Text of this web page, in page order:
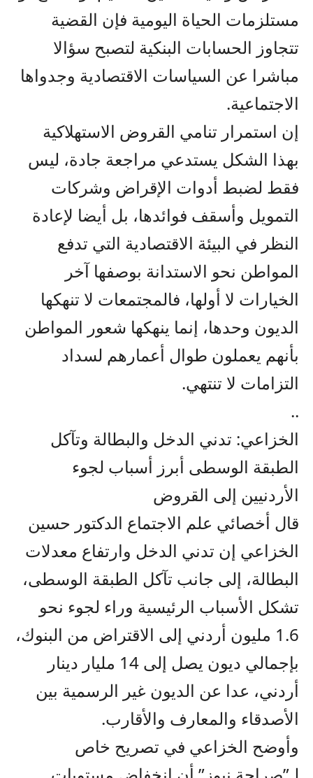
مستلزمات الحياة اليومية فإن القضية
تتجاوز الحسابات البنكية لتصبح سؤالا
مباشرا عن السياسات الاقتصادية وجدواها
الاجتماعية.
إن استمرار تنامي القروض الاستهلاكية
بهذا الشكل يستدعي مراجعة جادة، ليس
فقط لضبط أدوات الإقراض وشركات
التمويل وأسقف فوائدها، بل أيضا لإعادة
النظر في البيئة الاقتصادية التي تدفع
المواطن نحو الاستدانة بوصفها آخر
الخيارات لا أولها، فالمجتمعات لا تنهكها
الديون وحدها، إنما ينهكها شعور المواطن
بأنهم يعملون طوال أعمارهم لسداد
التزامات لا تنتهي.
..
الخزاعي: تدني الدخل والبطالة وتآكل
الطبقة الوسطى أبرز أسباب لجوء
الأردنيين إلى القروض
قال أخصائي علم الاجتماع الدكتور حسين
الخزاعي إن تدني الدخل وارتفاع معدلات
البطالة، إلى جانب تآكل الطبقة الوسطى،
تشكل الأسباب الرئيسية وراء لجوء نحو
1.6 مليون أردني إلى الاقتراض من البنوك،
بإجمالي ديون يصل إلى 14 مليار دينار
أردني، عدا عن الديون غير الرسمية بين
الأصدقاء والمعارف والأقارب.
وأوضح الخزاعي في تصريح خاص